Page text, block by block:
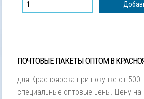
ПОЧТОВЫЕ ПАКЕТЫ ОПТОМ В
для Красноярска при покупке от 500
специальные оптовые цены. Цену на